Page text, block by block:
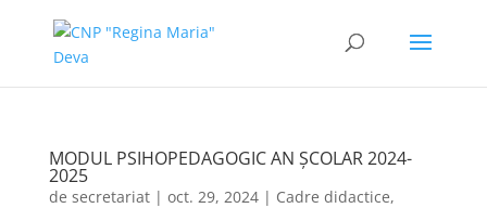
MODUL PSIHOPEDAGOGIC AN ȘCOLAR 2024-
2025
de secretariat| oct. 29, 2024| Cadre didactice,